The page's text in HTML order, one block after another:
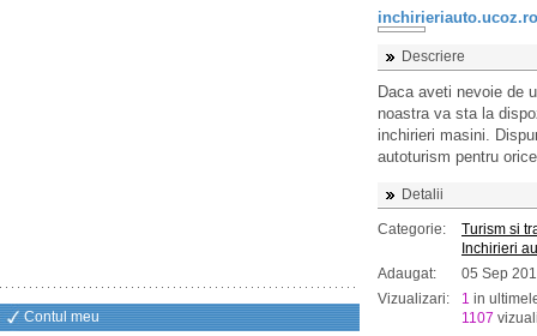
Contul meu
inchirieriauto.ucoz.ro
Descriere
Daca aveti nevoie de
noastra va sta la
inchirieri masini.
autoturism pentru
Detalii
Categorie:
Turism si
Inchirieri
Adaugat:
05 Sep
Vizualizari:
1 in
1107